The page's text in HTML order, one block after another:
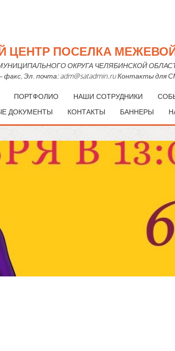
ЦЕНТР ПОСЕЛКА
ОКРУГА ЧЕЛЯБИНСКОЙ ОБЛАСТИ
факс, Эл. почта: adm@satadmin.ru Контакты для
ПОРТФОЛИО НАШИ СОТРУДНИКИ
ДОКУМЕНТЫ
КОНТАКТЫ БАННЕРЫ